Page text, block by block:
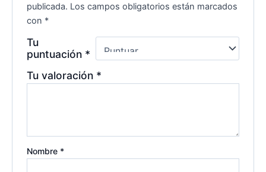
publicada. Los campos obligatorios están marcados
con *
Tu
puntuación *
Tu valoración *
Nombre *